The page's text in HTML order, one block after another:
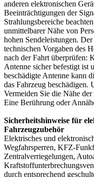
anderen elektronischen
Beeinträchtigungen der
Strahlungsbereiche
unmittelbarer Nähe von
hohen Sendeleistungen.
technischen Vorgaben des
nach der Fahrt überprüfen:
Antenne sicher befestigt ist
beschädigte Antenne kann
das Fahrzeug beschädigen.
Vermeiden Sie die Nähe
Eine Berührung oder
Sicherheitshinweise für
Fahrzeugzubehör
Elektrisches und
Wegfahrsperren, KFZ-
Zentralverriegelungen,
durch entsprechend